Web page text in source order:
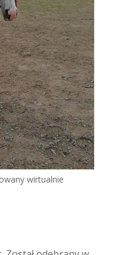
wirtualnie